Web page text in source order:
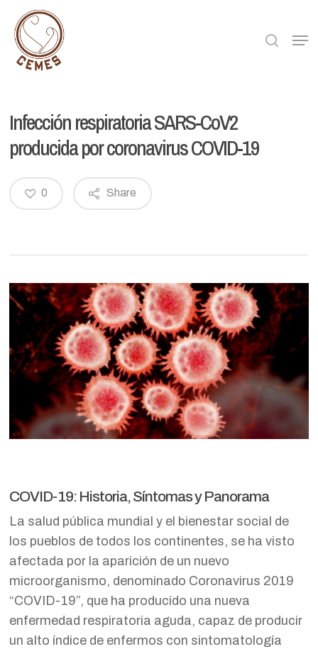
main
content
search
Infección respiratoria SARS-CoV2
producida por coronavirus COVID-19
Share
0
COVID-19: Historia, Síntomas y Panorama
La salud pública mundial y el bienestar social de
los pueblos de todos los continentes, se ha visto
afectada por la aparición de un nuevo
microorganismo, denominado Coronavirus 2019
“COVID-19”, que ha producido una nueva
enfermedad respiratoria aguda, capaz de producir
un alto índice de enfermos con sintomatología